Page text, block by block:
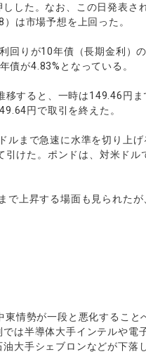
した。なお、この日発表さ
は市場予想を上回った。
回りが10年債（長期金利）
債が4.83%となっている。
すると、一時は149.46円
円で取引を終えた。
まで急速に水準を切り上げ
けた。ポンドは、対米ドル
上昇する場面も見られたが
情勢が一段と悪化すること
は半導体大手インテルや電
大手シェブロンなどが下落し